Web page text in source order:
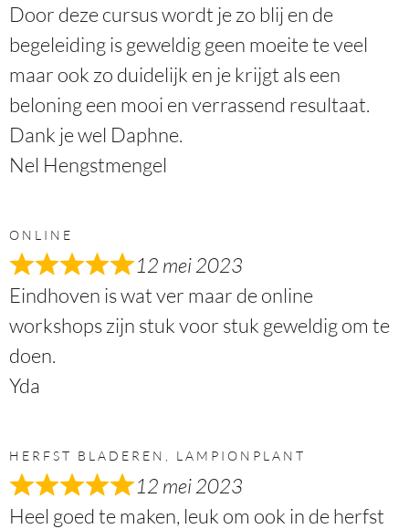
Door deze cursus wordt je zo blij en de
begeleiding is geweldig geen moeite te veel
maar ook zo duidelijk en je krijgt als een
beloning een mooi en verrassend resultaat.
Dank je wel Daphne.
Nel Hengstmengel
ONLINE
12 mei 2023
Eindhoven is wat ver maar de online
workshops zijn stuk voor stuk geweldig om te
doen.
Yda
HERFST BLADEREN, LAMPIONPLANT
12 mei 2023
Heel goed te maken, leuk om ook in de herfst